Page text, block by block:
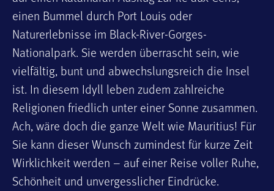
einen Bummel durch Port Louis oder
Naturerlebnisse im Black-River-Gorges-
Nationalpark. Sie werden überrascht sein, wie
vielfältig, bunt und abwechslungsreich die Insel
ist. In diesem Idyll leben zudem zahlreiche
Religionen friedlich unter einer Sonne zusammen.
Ach, wäre doch die ganze Welt wie Mauritius! Für
Sie kann dieser Wunsch zumindest für kurze Zeit
Wirklichkeit werden – auf einer Reise voller Ruhe,
Schönheit und unvergesslicher Eindrücke.